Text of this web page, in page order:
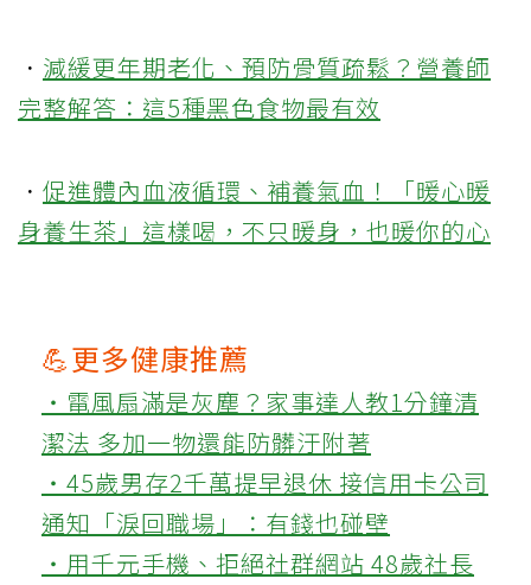
． 減緩更年期老化、預防骨質疏鬆？營養師
完整解答：這5種黑色食物最有效
． 促進體內血液循環、補養氣血！「暖心暖
身養生茶」這樣喝，不只暖身，也暖你的心
💪更多健康推薦
‧電風扇滿是灰塵？家事達人教1分鐘清
潔法 多加一物還能防髒汙附著
‧45歲男存2千萬提早退休 接信用卡公司
通知「淚回職場」：有錢也碰壁
‧用千元手機、拒絕社群網站 48歲社長